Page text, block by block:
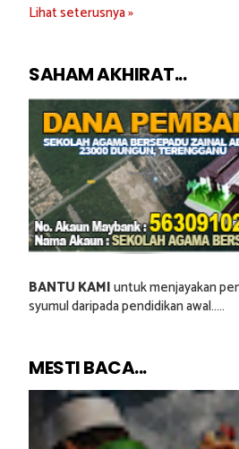
Lihat seterusnya »
SAHAM AKHIRAT...
BANTU KAMIuntuk menjayakan
syumul daripada pendidikan awal.....
MESTI BACA...